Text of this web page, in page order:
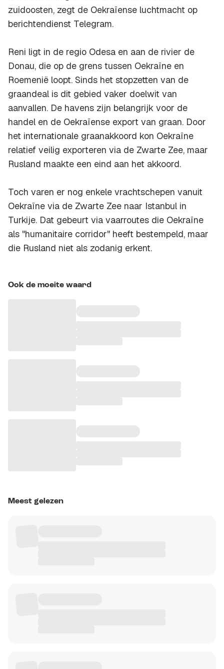
zuidoosten, zegt de Oekraïense luchtmacht op
berichtendienst Telegram.
Reni ligt in de regio Odesa en aan de rivier de
Donau, die op de grens tussen Oekraïne en
Roemenië loopt. Sinds het stopzetten van de
graandeal is dit gebied vaker doelwit van
aanvallen. De havens zijn belangrijk voor de
handel en de Oekraïense export van graan. Door
het internationale graanakkoord kon Oekraïne
relatief veilig exporteren via de Zwarte Zee, maar
Rusland maakte een eind aan het akkoord.
Toch varen er nog enkele vrachtschepen vanuit
Oekraïne via de Zwarte Zee naar Istanbul in
Turkije. Dat gebeurt via vaarroutes die Oekraïne
als "humanitaire corridor" heeft bestempeld, maar
die Rusland niet als zodanig erkent.
Ook de moeite waard
Meest gelezen